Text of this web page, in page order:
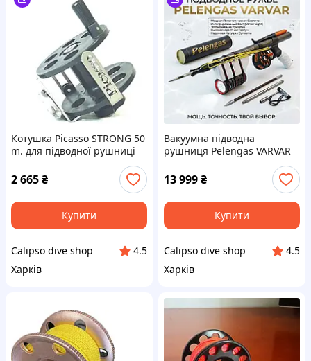
Котушка Picasso STRONG 50
m. для підводної рушниці
2 665₴
Купити
Calipso dive shop
4.5
Харків
Вакуумна підводна
рушниця Pelengas VARVAR
55 з вбудованою котушкою,
прицілом, що світиться, і
магнітним ножем
13 999₴
Купити
Calipso dive shop
4.5
Харків